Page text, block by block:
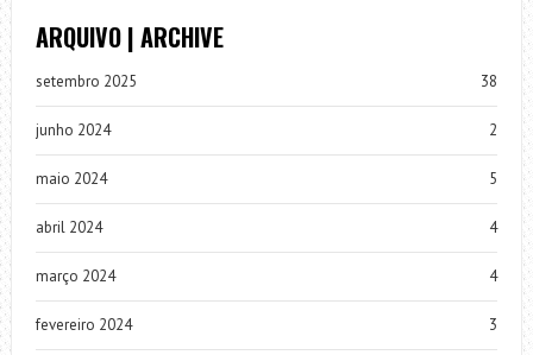
ARQUIVO | ARCHIVE
setembro 2025 38
junho 2024 2
maio 2024 5
abril 2024 4
março 2024 4
fevereiro 2024 3